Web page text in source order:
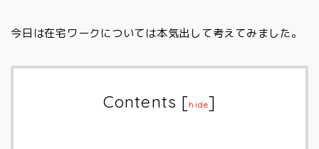
今日は在宅ワークについては本気出して考えてみました。
Contents [hide]